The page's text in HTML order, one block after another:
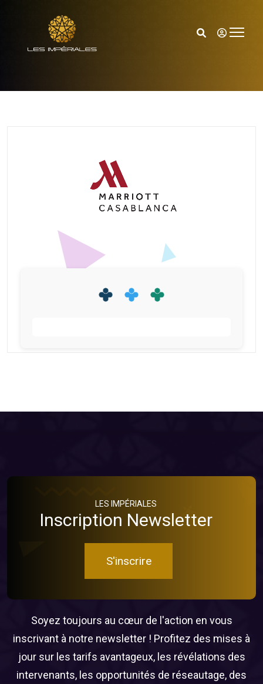
Accueil
LES IMPÉRIALES
Inscription Newsletter
S'inscrire
Soyez toujours au cœur de l'action en vous
inscrivant à notre newsletter ! Profitez des mises à
jour sur les tarifs avantageux, les révélations des
intervenants, les opportunités de réseautage, des